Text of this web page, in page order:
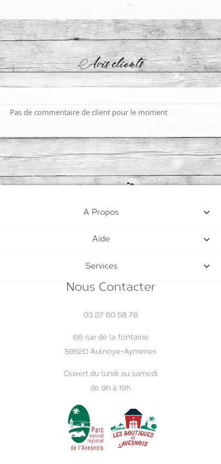
Avis clients
Pas de commentaire de client pour le moment
A Propos 
Aide 
Services 
Nous Contacter
03 27 60 58 78
66 rue de la fontaine
59620 Aulnoye-Aymeries
Ouvert du lundi au samedi
de 9h à 19h